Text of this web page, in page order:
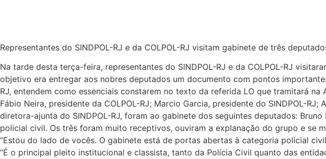
Representantes do SINDPOL-RJ e da COLPOL-RJ visitam gabinete de três
Na tarde desta terça-feira, representantes do SINDPOL-RJ e da COLPOL-RJ
objetivo era entregar aos nobres deputados um documento com pontos
RJ, entendem como essenciais constarem no texto da referida LO que tramitará na
Fábio Neira, presidente da COLPOL-RJ; Marcio Garcia, presidente do SINDPOL-
diretora-ajunta do SINDPOL-RJ, foram ao gabinete dos seguintes deputados:
policial civil. Os três foram muito receptivos, ouviram a explanação do grupo e se
“Estou do lado de vocês. O gabinete está de portas abertas à categoria policial
“É o principal pleito institucional e classista, tanto da Polícia Civil quanto das